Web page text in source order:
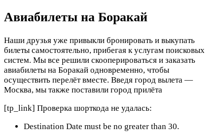
Авиабилеты на Боракай
Наши друзья уже привыкли бронировать и выкупать
билеты самостоятельно, прибегая к услугам поисковых
систем. Мы все решили скооперироваться и заказать
авиабилеты на Боракай одновременно, чтобы
осуществить перелёт вместе. Введя город вылета —
Москва, мы также поставили город прилёта
[tp_link] Проверка шорткода не удалась:
Destination Date must be no greater than 30.